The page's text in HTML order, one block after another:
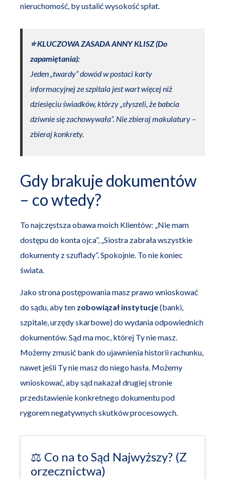
nieruchomość, by ustalić wysokość spłat.
⭐️ KLUCZOWA ZASADA ANNY KLISZ (Do
zapamiętania):
Jeden „twardy” dowód w postaci karty
informacyjnej ze szpitala jest wart więcej niż
dziesięciu świadków, którzy „słyszeli, że babcia
dziwnie się zachowywała”. Nie zbieraj makulatury –
zbieraj konkrety.
Gdy brakuje dokumentów
– co wtedy?
To najczęstsza obawa moich Klientów: „Nie mam
dostępu do konta ojca”, „Siostra zabrała wszystkie
dokumenty z szuflady”. Spokojnie. To nie koniec
świata.
Jako strona postępowania masz prawo wnioskować
do sądu, aby ten zobowiązał instytucje(banki,
szpitale, urzędy skarbowe) do wydania odpowiednich
dokumentów. Sąd ma moc, której Ty nie masz.
Możemy zmusić bank do ujawnienia historii rachunku,
nawet jeśli Ty nie masz do niego hasła. Możemy
wnioskować, aby sąd nakazał drugiej stronie
przedstawienie konkretnego dokumentu pod
rygorem negatywnych skutków procesowych.
⚖️ Co na to Sąd Najwyższy? (Z
orzecznictwa)